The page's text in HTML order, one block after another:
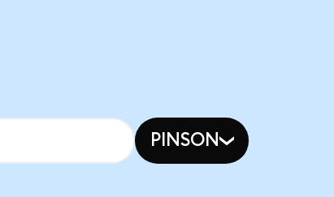
PINSON